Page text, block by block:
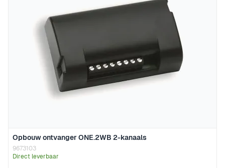
Opbouw ontvanger ONE.2WB 2-kanaals
9673103
Direct leverbaar